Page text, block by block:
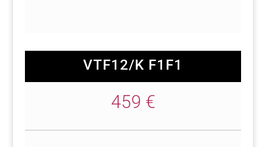
VTF12/K F1F1
459 €